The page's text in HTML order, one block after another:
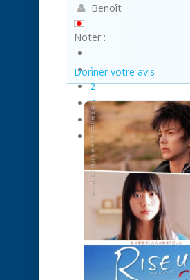
Benoît
Noter :
1
2
3
4
5
Donner votre avis